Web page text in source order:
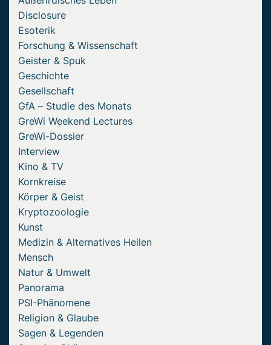
Disclosure
Esoterik
Forschung & Wissenschaft
Geister & Spuk
Geschichte
Gesellschaft
GfA – Studie des Monats
GreWi Weekend Lectures
GreWi-Dossier
Interview
Kino & TV
Kornkreise
Körper & Geist
Kryptozoologie
Kunst
Medizin & Alternatives Heilen
Mensch
Natur & Umwelt
Panorama
PSI-Phänomene
Religion & Glaube
Sagen & Legenden